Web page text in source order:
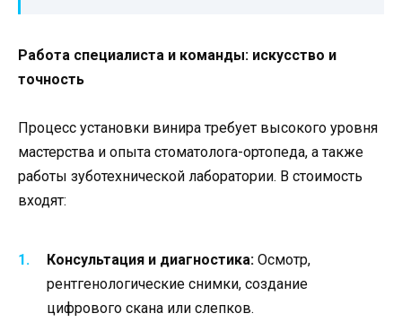
Работа специалиста и команды: искусство и
точность
Процесс установки винира требует высокого уровня
мастерства и опыта стоматолога-ортопеда, а также
работы зуботехнической лаборатории. В стоимость
входят:
Консультация и диагностика: Осмотр,
рентгенологические снимки, создание
цифрового скана или слепков.